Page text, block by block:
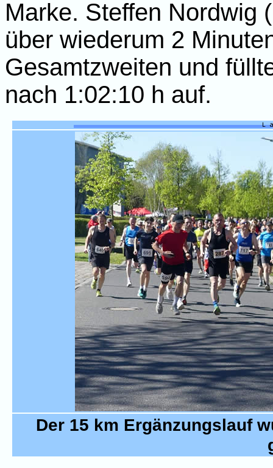
Marke. Steffen Nordwig
über wiederum 2
Gesamtzweiten und
nach 1:02:10 h auf.
Der 15 km Ergänzungslauf